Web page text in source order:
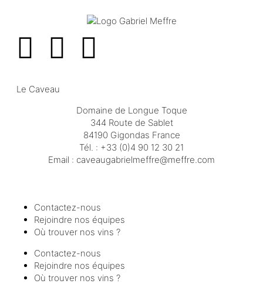
Le Caveau
Domaine de Longue Toque
344 Route de Sablet
84190 Gigondas France
Tél. : +33 (0)4 90 12 30 21
Email : moc.erffem@erffemleirbaguaevac
Contactez-nous
Rejoindre nos équipes
Où trouver nos vins ?
Contactez-nous
Rejoindre nos équipes
Où trouver nos vins ?